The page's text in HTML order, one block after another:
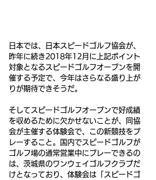
日本では、日本スピードゴルフ協会が、
昨年に続き2018年12月に上記ポイント
対象となるスピードゴルフオープンを開
催する予定で、今年はさらなる盛り上が
りが期待できそうだ。
そしてスピードゴルフオープンで好成績
を収めるために欠かせないことが、同協
会が主催する体験会で、この新競技をプ
レーすること。国内でスピードゴルフが
ゴルフ場の通常営業中にプレーできるの
は、茨城県のワンウェイゴルフクラブだ
けとなっており、体験会は「スピードゴ